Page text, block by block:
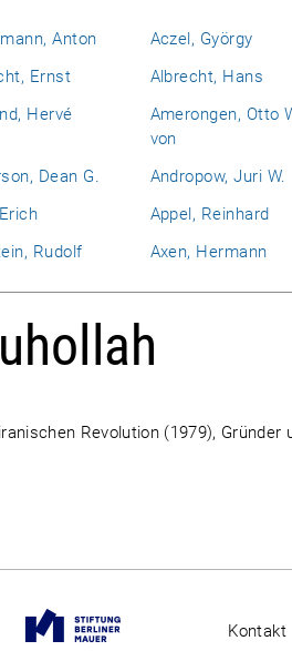
Anton
Aczel, György
Ernst
Albrecht, Hans
Hervé
Amerongen, Otto
von
Dean G.
Andropow, Juri W.
Appel, Reinhard
Rudolf Axen, Hermann
Revolution (1979), Gründer
Kontakt